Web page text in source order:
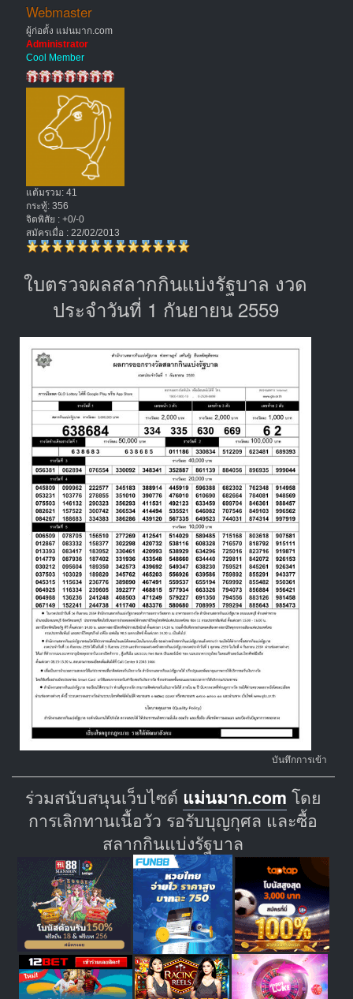
Webmaster
ผู้ก่อตั้ง แม่นมาก.com
Administrator
Cool Member
แต้มรวม: 41
กระทู้: 356
จิตพิสัย : +0/-0
สมัครเมื่อ : 22/02/2013
ใบตรวจผลสลากกินแบ่งรัฐบาล งวด
ประจำวันที่ 1 กันยายน 2559
บันทึกการเข้า
ร่วมสนับสนุนเว็บไซต์ แม่นมาก.com โดย
การเลิกทานเนื้อวัว รอรับบุญกุศล และซื้อ
สลากกินแบ่งรัฐบาล